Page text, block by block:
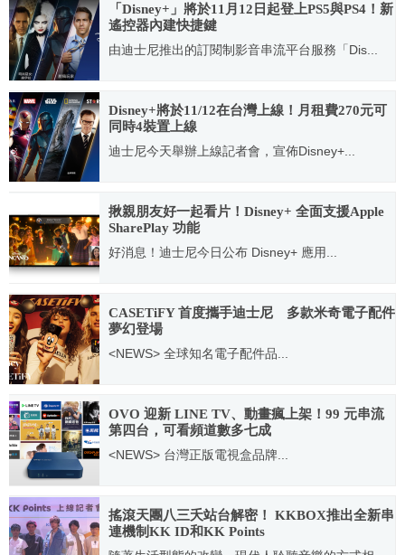
「Disney+」將於11月12日起登上PS5與PS4！新
遙控器內建快捷鍵
由迪士尼推出的訂閱制影音串流平台服務「Dis...
2021.11.08
Disney+將於11/12在台灣上線！月租費270元可
同時4裝置上線
迪士尼今天舉辦上線記者會，宣佈Disney+...
揪親朋友好一起看片！Disney+ 全面支援Apple
SharePlay 功能
好消息！迪士尼今日公布 Disney+ 應用...
2021.12.16
CASETiFY 首度攜手迪士尼 多款米奇電子配件
夢幻登場
<NEWS> 全球知名電子配件品...
OVO 迎新 LINE TV、動畫瘋上架！99 元串流
第四台，可看頻道數多七成
<NEWS> 台灣正版電視盒品牌...
2020.08.19
搖滾天團八三夭站台解密！ KKBOX推出全新串
連機制KK ID和KK Points